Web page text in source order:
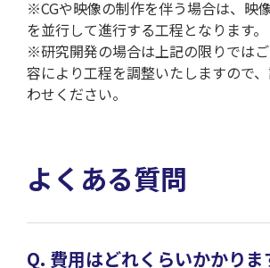
※CGや映像の制作を伴う場合は、映
を並行して進行する工程となります。
※研究開発の場合は上記の限りでは
容により工程を調整いたしますので
わせください。
よくある質問
Q. 費用はどれくらいかかりま